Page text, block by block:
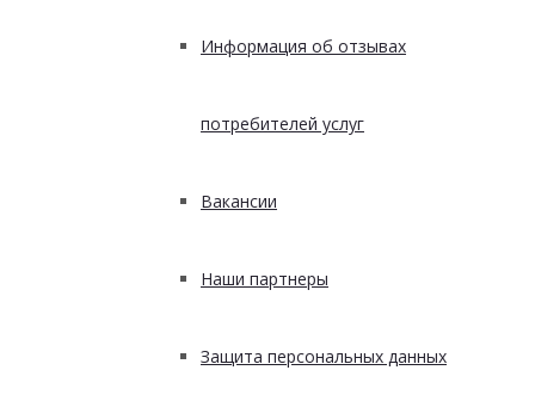
Информация об отзывах
потребителей услуг
Вакансии
Наши партнеры
Защита персональных данных